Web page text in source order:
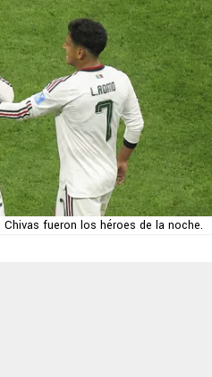
fueron los héroes de la noche.